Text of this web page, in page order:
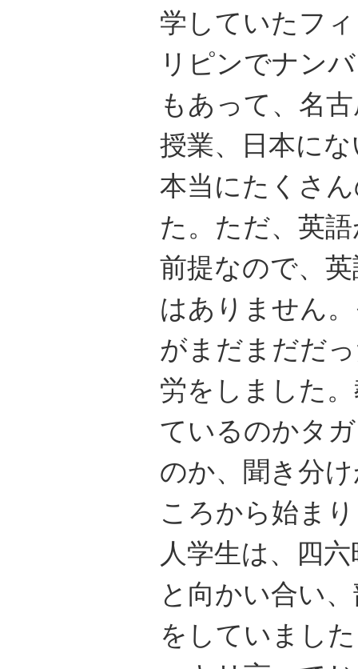
学していたフ
リピンでナン
もあって、名
授業、日本に
本当にたくさ
た。ただ、英
前提なので、
はありません
がまだまだだ
労をしました
ているのかタ
のか、聞き分
ころから始ま
人学生は、四
と向かい合い
をしていまし